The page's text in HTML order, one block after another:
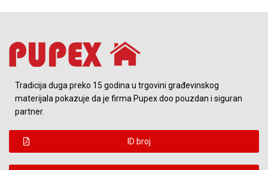
Tradicija duga preko 15 godina u trgovini građevinskog
materijala pokazuje da je firma Pupex doo pouzdan i siguran
partner.
ID broj